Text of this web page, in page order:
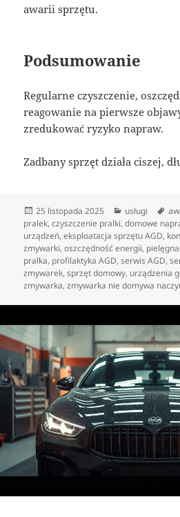
awarii sprzętu.
Podsumowanie
Regularne czyszczenie,
reagowanie na pierwsze
zredukować ryzyko napraw.
Zadbany sprzęt działa ciszej,
Data
publikacji
25 listopada 2025 Kategorie
usługi
pralek,czyszczenie pralki,domowe
urządzeń,eksploatacja sprzętu AGD,
zmywarki,oszczędność energii,
pralka, profilaktyka AGD,serwis AGD,
zmywarek,sprzęt domowy, urządzenia
zmywarka,zmywarka nie domywa